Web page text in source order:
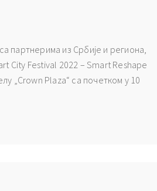
партнерима из Србије и региона,
City Festival 2022 – Smart Reshape
„Crown Plaza“ са почетком у 10